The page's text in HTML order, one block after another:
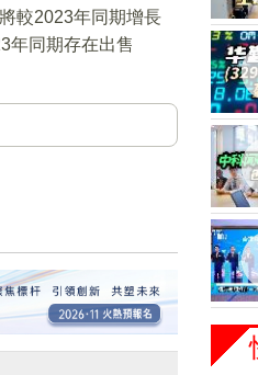
較2023年同期增長
年同期存在出售